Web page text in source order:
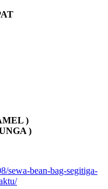
)
)
sewa-bean-bag-segitiga-